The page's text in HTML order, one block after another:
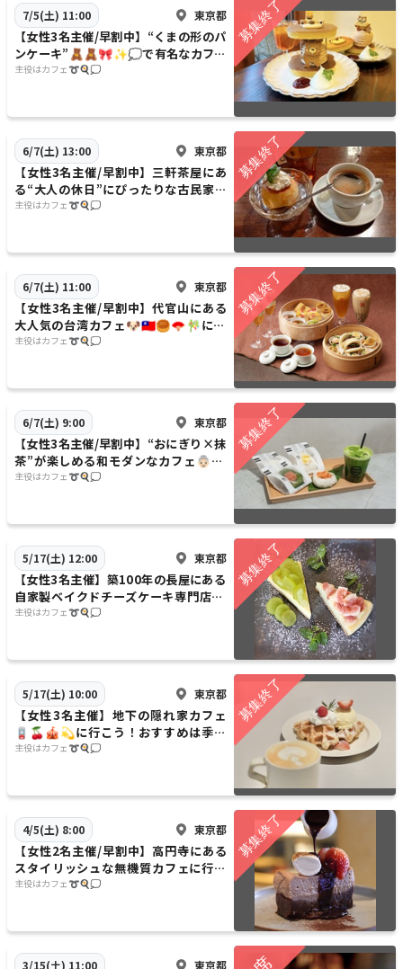
7/5(土) 11:00 東京都
【女性3名主催/早割中】“くまの形のパ
ンケーキ”🧸🧸🎀✨💭で有名なカフェ
に行こう🍃🍃20代30代限定
主役はカフェ➰🍳💭
6/7(土) 13:00 東京都
【女性3名主催/早割中】三軒茶屋にあ
る“大人の休日”にぴったりな古民家カ
フェ🐣🍉🌿に行こう✨✨20代30代限
主役はカフェ➰🍳💭
6/7(土) 11:00 東京都
【女性3名主催/早割中】代官山にある
大人気の台湾カフェ🐶🇹🇼🥮🪭🎋に行
こう💫💫20代30代限定
主役はカフェ➰🍳💭
6/7(土) 9:00 東京都
【女性3名主催/早割中】“おにぎり×抹
茶”が楽しめる和モダンなカフェ👵🏻🍵
🍃🌈に行こう〜✨✨20代30代限定
主役はカフェ➰🍳💭
5/17(土) 12:00 東京都
【女性3名主催】築100年の長屋にある
自家製ベイクドチーズケーキ専門店🐑
🐑🌱✨に行こう〜🌹🌹20代30代限定
主役はカフェ➰🍳💭
5/17(土) 10:00 東京都
【女性3名主催】地下の隠れ家カフェ
🪫🍒🎪💫に行こう！おすすめは季節
のクロッフルです✨✨20代30代限定
主役はカフェ➰🍳💭
4/5(土) 8:00 東京都
【女性2名主催/早割中】高円寺にある
スタイリッシュな無機質カフェに行こ
う〜🐑🐑💐💫20代30代限定
主役はカフェ➰🍳💭
3/15(土) 11:00 東京都